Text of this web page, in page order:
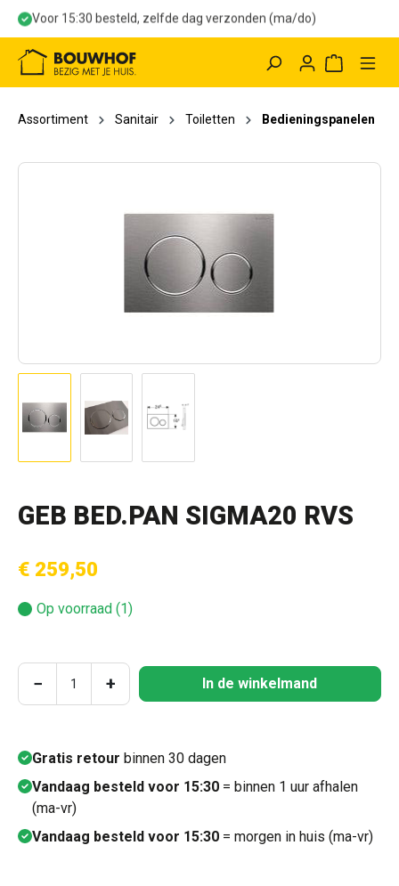
Voor 15:30 besteld, zelfde dag verzonden (ma/do)
Assortiment Sanitair Toiletten Bedieningspanelen
GEB BED.PAN SIGMA20 RVS
€ 259,50
Op voorraad (1)
Producthoeveelheid: Voer de gewenste
− + In de winkelmand
Gratis retour binnen 30 dagen
Vandaag besteld voor 15:30 = binnen 1 uur afhalen
(ma-vr)
Vandaag besteld voor 15:30 = morgen in huis (ma-vr)